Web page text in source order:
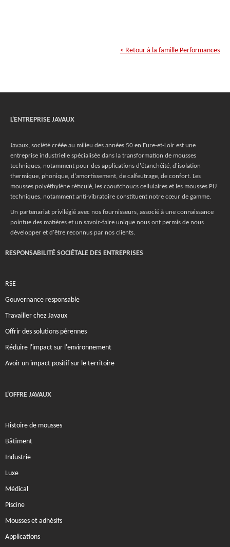
< Retour à la famille Performances
L'ENTREPRISE JAVAUX
Javaux, société créée au milieu des années 50 en Eure-et-Loir est une
entreprise industrielle spécialisée dans la transformation de mousses
techniques, notamment pour des applications d'étanchéité, d'isolation
thermique, phonique, d'amortissement, de calfeutrage, de confort. Les
mousses polyéthylène réticulé, les caoutchoucs cellulaires et les mousses PU
techniques, notamment anti-vibratoire constituent notre cœur de gamme.
Un partenariat privilégié avec nos fournisseurs, associé à une connaissance
pointue des matières et un savoir-faire unique nous ont permis de nous
développer et d'être reconnus par nos clients.
RESPONSABILITÉ SOCIÉTALE DES ENTREPRISES
RSE
Gouvernance responsable
Travailler chez Javaux
Offrir des solutions pérennes
Réduire l'impact sur l'environnement
Avoir un impact positif sur le territoire
L'OFFRE JAVAUX
Histoire de mousses
Bâtiment
Industrie
Luxe
Médical
Piscine
Mousses et adhésifs
Applications